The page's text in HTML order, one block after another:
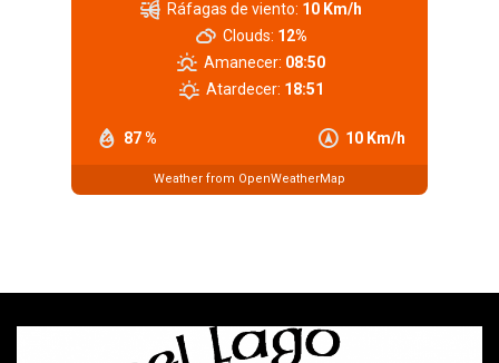
87 % 10 Km/h
Ráfagas de viento: 10 Km/h
Clouds: 12%
Amanecer: 08:50
Atardecer: 18:51
Weather from OpenWeatherMap